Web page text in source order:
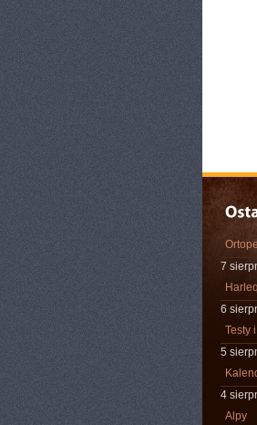
7
6
Testy
5
4
Alpy